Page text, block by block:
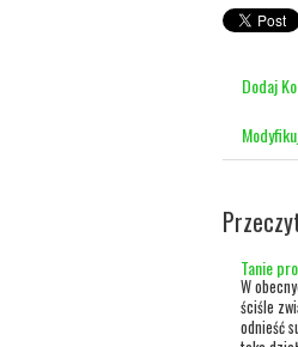
Dodaj
Tanie
W
ściśle
odnieść